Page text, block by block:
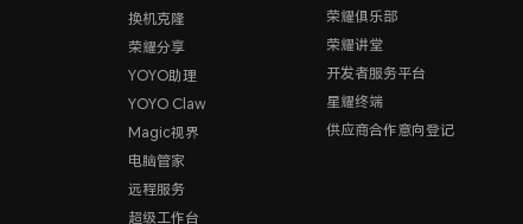
换机克隆
荣耀分享
YOYO助理
YOYO Claw
Magic视界
电脑管家
远程服务
超级工作台
荣耀俱乐部
荣耀讲堂
开发者服务平台
星耀终端
供应商合作意向登记